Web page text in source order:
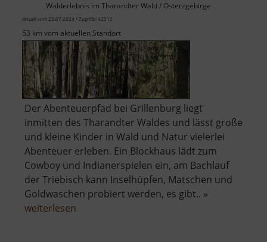
Walderlebnis im Tharandter Wald / Osterzgebirge
aktuell vom 23.07.2024 / Zugriffe: 42312
53 km vom aktuellen Standort
Der Abenteuerpfad bei Grillenburg liegt
inmitten des Tharandter Waldes und lässt große
und kleine Kinder in Wald und Natur vielerlei
Abenteuer erleben. Ein Blockhaus lädt zum
Cowboy und Indianerspielen ein, am Bachlauf
der Triebisch kann Inselhüpfen, Matschen und
Goldwaschen probiert werden, es gibt.. »
weiterlesen